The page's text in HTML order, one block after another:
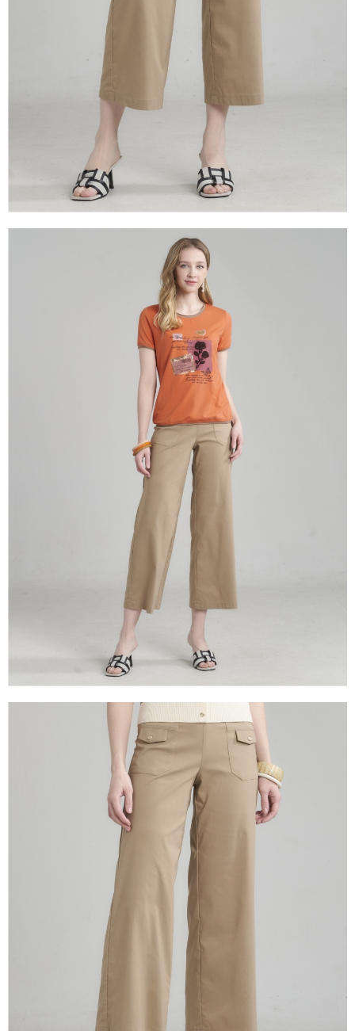
１．透過由恩沛科技股份有限公司提供之「AFTEE先享後付」服務完成之交
易，需依本服務之必要範圍內提供個人資料，並將交易相關給付款項請求債
權轉讓予恩沛科技股份有限公司。
２．關於個人資料處理事宜，請瀏覽以下網址：
https://aftee.tw/terms/#terms3
３．未成年的使用者請事先徵得法定代理人或監護人之同意方可使用
「AFTEE先享後付」，若未經同意申辦者引起之損失，本公司不負相關責
４．使用「AFTEE先享後付」時，將依據個別帳號之用戶狀況，依本公司即
時審查核予不同之上限額度；若仍有額度不足之情形，本公司將視審查結果
請求用戶進行身份認證。
５．嚴禁一人註冊多個帳號或使用他人資訊註冊。若發現惡意使用之情形，
恩沛科技股份有限公司將有權停止該用戶之使用額度並採取法律行動。